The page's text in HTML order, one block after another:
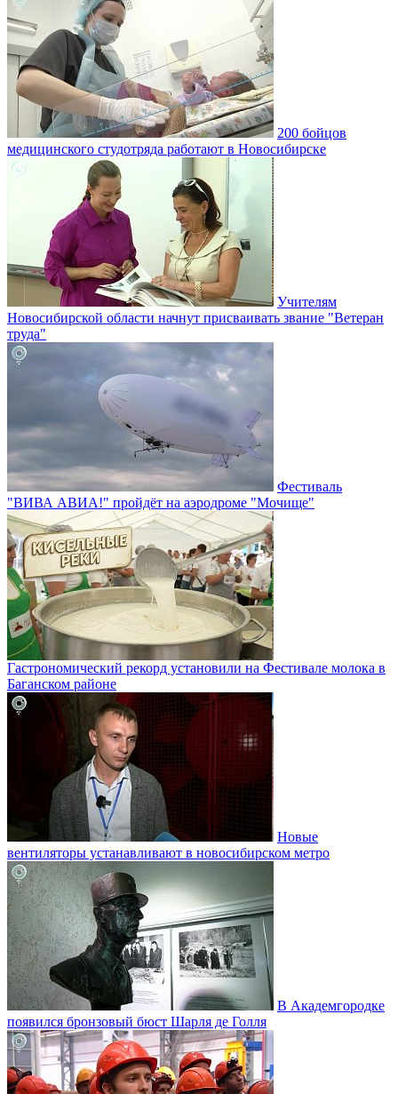
200 бойцов
медицинского студотряда работают в Новосибирске
Учителям
Новосибирской области начнут присваивать звание "Ветеран
труда"
Фестиваль
"ВИВА АВИА!" пройдёт на аэродроме "Мочище"
Гастрономический рекорд установили на Фестивале молока в
Баганском районе
Новые
вентиляторы устанавливают в новосибирском метро
В Академгородке
появился бронзовый бюст Шарля де Голля